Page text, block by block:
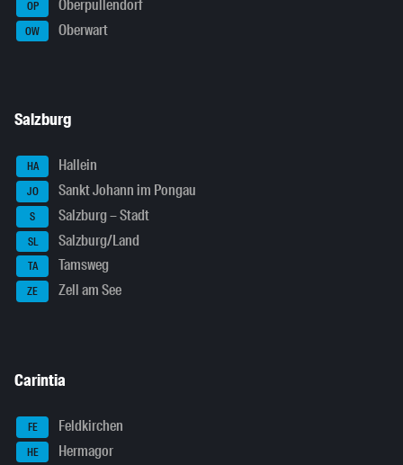
OP Oberpullendorf
OW Oberwart
Salzburg
HA Hallein
JO Sankt Johann im Pongau
S Salzburg – Stadt
SL Salzburg/Land
TA Tamsweg
ZE Zell am See
Carintia
FE Feldkirchen
HE Hermagor